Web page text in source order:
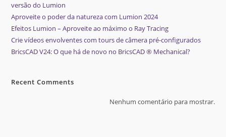
versão do Lumion
Aproveite o poder da natureza com Lumion 2024
Efeitos Lumion – Aproveite ao máximo o Ray Tracing
Crie vídeos envolventes com tours de câmera pré-configurados
BricsCAD V24: O que há de novo no BricsCAD ® Mechanical?
Recent Comments
Nenhum comentário para mostrar.